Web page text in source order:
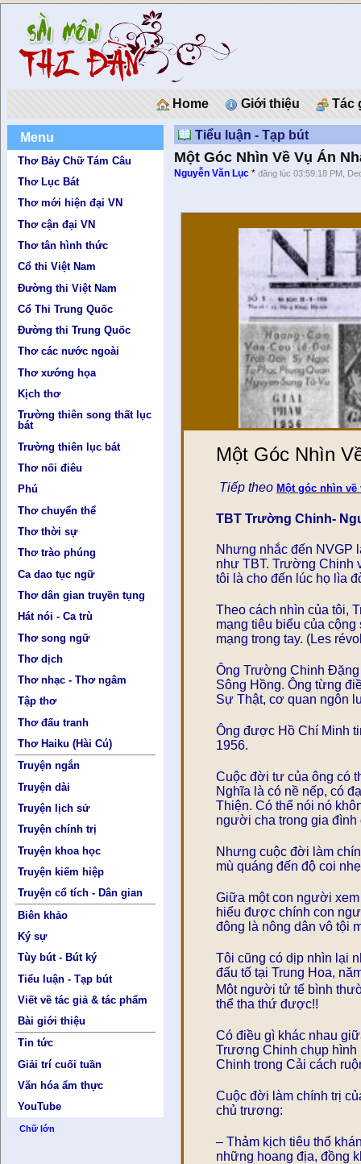
Home Giới thiệu Tác
Menu
Thơ Bảy Chữ Tám Câu
Thơ Lục Bát
Thơ mới hiện đại VN
Thơ cận đại VN
Thơ tân hình thức
Cổ thi Việt Nam
Đường thi Việt Nam
Cổ Thi Trung Quốc
Đường thi Trung Quốc
Thơ các nước ngoài
Thơ xướng họa
Kịch thơ
Trường thiên song thất lục
bát
Trường thiên lục bát
Thơ nối điêu
Phú
Thơ chuyển thể
Thơ thời sự
Thơ trào phúng
Ca dao tục ngữ
Thơ dân gian truyền tụng
Hát nói - Ca trù
Thơ song ngữ
Thơ dịch
Thơ nhạc - Thơ ngâm
Tập thơ
Thơ đấu tranh
Thơ Haiku (Hài Cú)
Truyện ngắn
Truyện dài
Truyện lịch sử
Truyện chính trị
Truyện khoa học
Truyện kiếm hiệp
Truyện cổ tích - Dân gian
Biên khảo
Ký sự
Tùy bút - Bút ký
Tiểu luận - Tạp bút
Viết về tác giả & tác phẩm
Bài giới thiệu
Tin tức
Giải trí cuối tuần
Văn hóa ẩm thực
YouTube
Chữ lớn
Tiểu luận - Tạp bút
Một Góc Nhìn Về Vụ Án
Nguyễn Văn Lục *đăng lúc 03:59:18 PM,
Một Góc Nhìn
Tiếp theo Một góc nhìn về
TBT Trường Chinh-
Nhưng nhắc đến NVGP
như TBT. Trường Chinh
tôi là cho đến lúc họ lìa
Theo cách nhìn của tôi,
mạng tiêu biểu của
mạng trong tay. (Les
Ông Trường Chinh Đặng
Sông Hồng. Ông từng
Sự Thật, cơ quan ngôn
Ông được Hồ Chí Minh
1956.
Cuộc đời tư của ông có
Nghĩa là có nề nếp, có
Thiện. Có thể nói nó
người cha trong gia
Nhưng cuộc đời làm
mù quáng đến độ coi
Giữa một con người
hiểu được chính con
đông là nông dân vô tội
Tôi cũng có dịp nhìn lại
đấu tố tại Trung Hoa,
Một người tử tế bình
thể tha thứ được!!
Có điều gì khác nhau
Trương Chinh chụp hình
Chinh trong Cải cách
Cuộc đời làm chính trị
chủ trương:
– Thảm kịch tiêu thổ
những hoang địa, đồng